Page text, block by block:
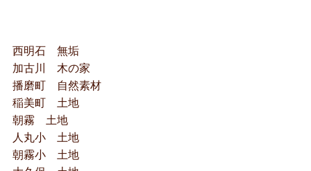
西明石 無垢
加古川 木の家
播磨町 自然素材
稲美町 土地
朝霧 土地
人丸小 土地
朝霧小 土地